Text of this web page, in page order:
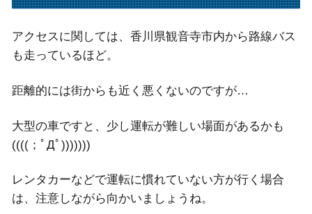
アクセスに関しては、香川県観音寺市内から路線バス
も走っているほど。
距離的には街からも近く悪くないのですが…
大型の車ですと、少し運転が難しい場面があるかも
((((；ﾟДﾟ)))))))
レンタカーなどで運転に慣れていない方が行く場合
は、注意しながら向かいましょうね。